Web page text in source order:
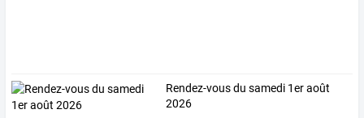
Rendez-vous du samedi 1er août
2026